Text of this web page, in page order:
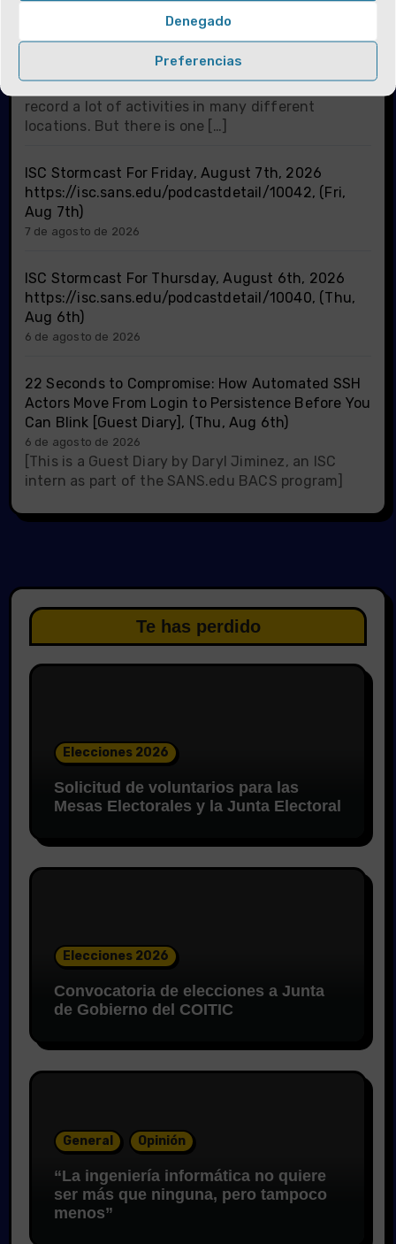
Denegado
Preferencias
Linux Shell Forensic: Let?s Dive Into Atuin!, (Fri,
record a lot of activities in many different
locations. But there is one […]
ISC Stormcast For Friday, August 7th, 2026
https://isc.sans.edu/podcastdetail/10042, (Fri,
Aug 7th)
7 de agosto de 2026
ISC Stormcast For Thursday, August 6th, 2026
https://isc.sans.edu/podcastdetail/10040, (Thu,
Aug 6th)
6 de agosto de 2026
22 Seconds to Compromise: How Automated SSH
Actors Move From Login to Persistence Before You
Can Blink [Guest Diary], (Thu, Aug 6th)
6 de agosto de 2026
[This is a Guest Diary by Daryl Jiminez, an ISC
intern as part of the SANS.edu BACS program]
Te has perdido
Elecciones 2026
Solicitud de voluntarios para las
Mesas Electorales y la Junta Electoral
Elecciones 2026
Convocatoria de elecciones a Junta
de Gobierno del COITIC
General Opinión
“La ingeniería informática no quiere
ser más que ninguna, pero tampoco
menos”